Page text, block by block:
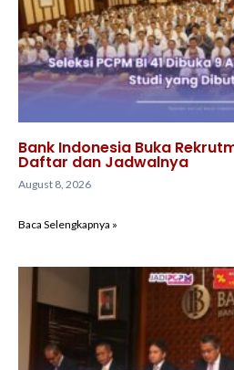
Bank Indonesia Buka
Daftar dan Jadwalnya
August 8, 2026
Baca Selengkapnya »